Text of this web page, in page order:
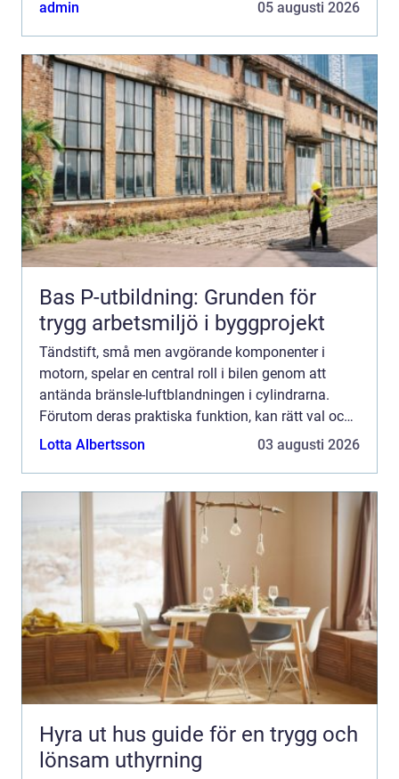
admin 05 augusti 2026
Bas P-utbildning: Grunden för
trygg arbetsmiljö i byggprojekt
Tändstift, små men avgörande komponenter i
motorn, spelar en central roll i bilen genom att
antända bränsle-luftblandningen i cylindrarna.
Förutom deras praktiska funktion, kan rätt val och
underhåll av t&aum...
Lotta Albertsson 03 augusti 2026
Hyra ut hus guide för en trygg och
lönsam uthyrning